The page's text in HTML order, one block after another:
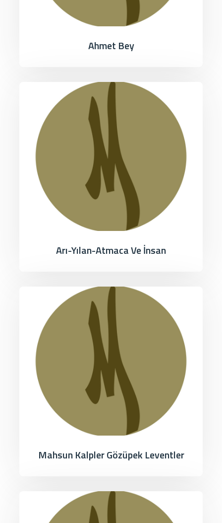
Ahmet Bey
Arı-Yılan-Atmaca Ve İnsan
Mahsun Kalpler Gözüpek Leventler